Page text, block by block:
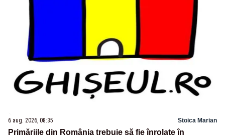
6 aug. 2026, 08:35 Stoica Marian
Primăriile din România trebuie să fie înrolate în